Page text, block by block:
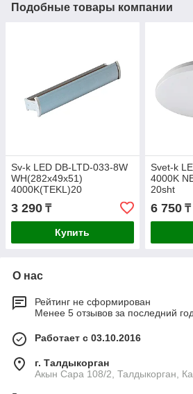
Подобные товары компании
Sv-k LED DB-LTD-033-8W
WH(282x49x51)
4000K(TEKL)20
3 290 ₸
Купить
Svet-k
4000K
20sht
6 750₸
О нас
Рейтинг не сформирован
Менее 5 отзывов за последний
Работает с 03.10.2016
г. Талдыкорган
Акын Сара 108/2, Талдыкорган,